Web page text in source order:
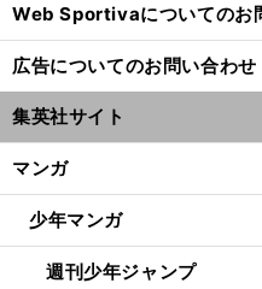
Web Sportivaについてのお
広告についてのお問い合わせ
集英社サイト
マンガ
少年マンガ
週刊少年ジャンプ